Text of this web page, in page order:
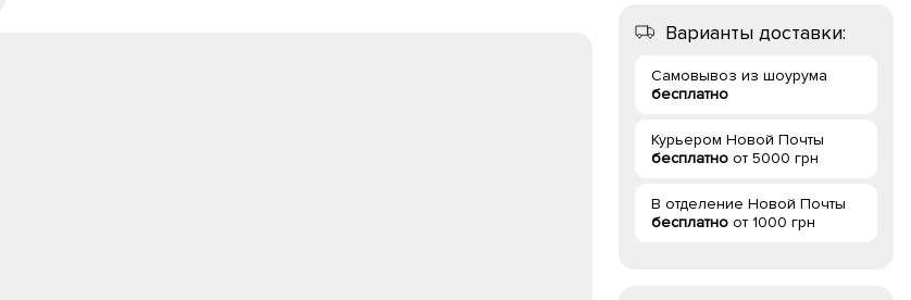
Варианты доставки:
Самовывоз из шоурума
бесплатно
Курьером Новой Почты
бесплатно от 5000 грн
В отделение Новой Почты
бесплатно от 1000 грн